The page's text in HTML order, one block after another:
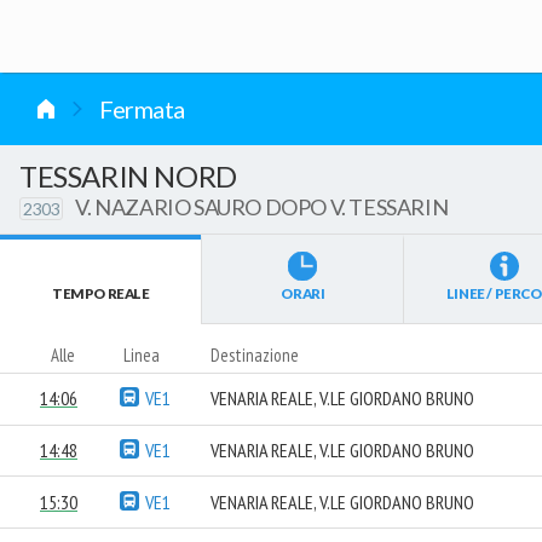
Fermata
TESSARIN NORD
2303 V. NAZARIO SAURO DOPO V. TESSARIN
TEMPO REALE ORARI LINEE /
Alle Linea Destinazione
14:06 VE1 VENARIA REALE, V.LE GIORDANO BRUNO
14:48 VE1 VENARIA REALE, V.LE GIORDANO BRUNO
15:30 VE1 VENARIA REALE, V.LE GIORDANO BRUNO